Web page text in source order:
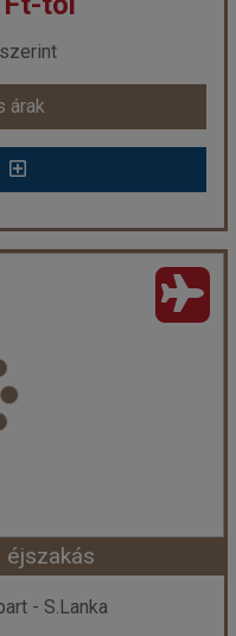
Ft-tól
árak
árak
Negombo
Hotel ****
- Standard sea view
12 | 5 éj
éjszakás
- S.Lanka